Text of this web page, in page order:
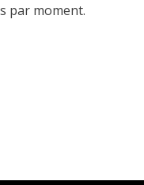
par moment.